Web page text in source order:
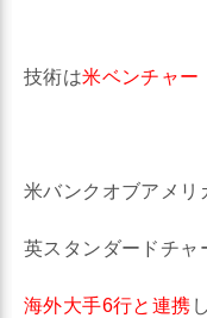
技術は米ベンチャー
米バンクオブアメリ
英スタンダードチャ
海外大手6行と連携